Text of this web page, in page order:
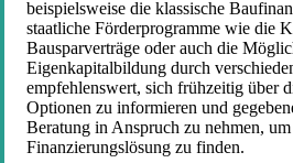
beispielsweise die klassische
staatliche Förderprogramme wie die
Bausparverträge oder auch die
Eigenkapitalbildung durch
empfehlenswert, sich frühzeitig über
Optionen zu informieren und
Beratung in Anspruch zu nehmen, um
Finanzierungslösung zu finden.